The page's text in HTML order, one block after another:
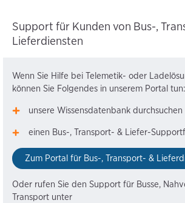
Support für Kunden von Bus-,
Lieferdiensten
Wenn Sie Hilfe bei Telemetik- oder
können Sie Folgendes in unserem Portal tun:
unsere Wissensdatenbank durchsuchen
einen Bus-, Transport- & Liefer-
Zum Portal für Bus-, Transport- &
Oder rufen Sie den Support für Busse,
Transport unter